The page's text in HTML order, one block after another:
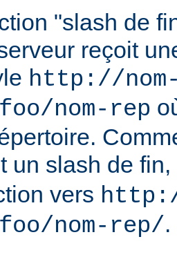
"slash de
reçoit
http://
nom-rep
un slash de fin,
vers
nom-rep/.